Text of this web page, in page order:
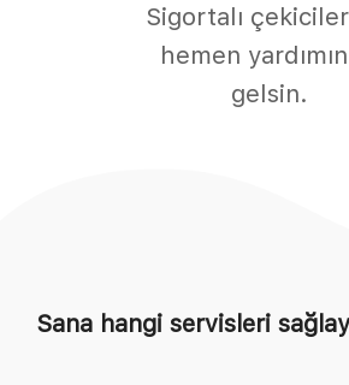
Sigortalı
hemen
gelsin.
Sana hangi servisleri